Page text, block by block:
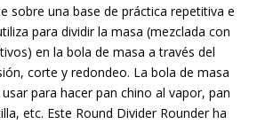
sobre una base de práctica repetitiva e
para dividir la masa (mezclada con
en la bola de masa a través del
corte y redondeo. La bola de masa
para hacer pan chino al vapor, pan
etc. Este Round Divider Rounder ha